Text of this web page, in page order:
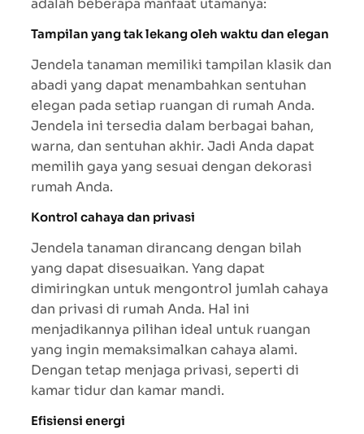
adalah beberapa manfaat utamanya:
Tampilan yang tak lekang oleh waktu dan elegan
Jendela tanaman memiliki tampilan klasik dan
abadi yang dapat menambahkan sentuhan
elegan pada setiap ruangan di rumah Anda.
Jendela ini tersedia dalam berbagai bahan,
warna, dan sentuhan akhir. Jadi Anda dapat
memilih gaya yang sesuai dengan dekorasi
rumah Anda.
Kontrol cahaya dan privasi
Jendela tanaman dirancang dengan bilah
yang dapat disesuaikan. Yang dapat
dimiringkan untuk mengontrol jumlah cahaya
dan privasi di rumah Anda. Hal ini
menjadikannya pilihan ideal untuk ruangan
yang ingin memaksimalkan cahaya alami.
Dengan tetap menjaga privasi, seperti di
kamar tidur dan kamar mandi.
Efisiensi energi